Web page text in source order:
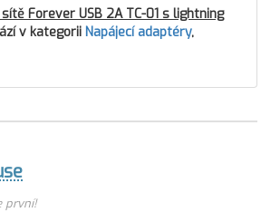
Forever USB 2A TC-01 s lightning
v kategorii Napájecí adaptéry,
první!